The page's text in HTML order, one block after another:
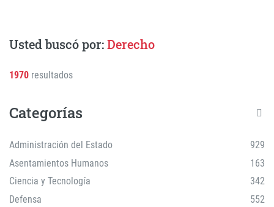
Usted buscó por:Derecho
1970 resultados
Categorías
Administración del Estado
929
Asentamientos Humanos
163
Ciencia y Tecnología
342
Defensa
552